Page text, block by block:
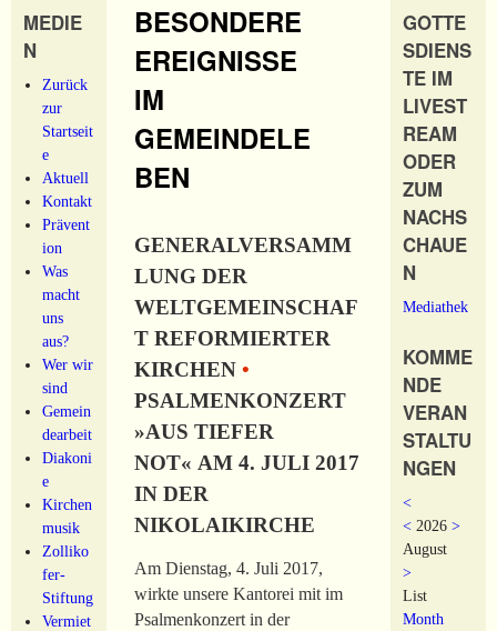
MEDIE
N
Zurück
zur
Startseit
e
Aktuell
Kontakt
Prävent
ion
Was
macht
uns
aus?
Wer wir
sind
Gemein
dearbeit
Diakoni
e
Kirchen
musik
Zolliko
fer-
Stiftung
Vermiet
BESONDERE
EREIGNISSE
IM
GEMEINDELE
BEN
GENERALVERSAMM
LUNG DER
WELTGEMEINSCHAF
T REFORMIERTER
KIRCHEN •
PSALMENKONZERT
»AUS TIEFER
NOT« AM 4. JULI 2017
IN DER
NIKOLAIKIRCHE
Am Dienstag, 4. Juli 2017,
wirkte unsere Kantorei mit im
Psalmenkonzert in der
GOTTE
SDIENS
TE IM
LIVEST
REAM
ODER
ZUM
NACHS
CHAUE
N
Mediathek
KOMME
NDE
VERAN
STALTU
NGEN
<
< 2026>
August
>
List
Month